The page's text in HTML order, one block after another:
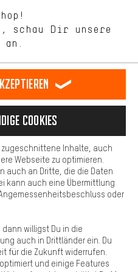
español
ES français
FR
Community Affiliateprogramm
Geschäftsbedingungen
zur Batterieentsorgung
Kontrast ändern
und exkl. MwSt zuzüglich
nachUSA.
schau Dir unsere
an.
unserer Webseite und
Mit Komfort-Cookies
Social Media Plattformen her. So
Inhalte und Informationen zur
du die Möglichkeit zusätzliche
erleichtern die richtigen Produkte zu
wir eine Chat-Funktion an, damit
beantwortet werden können.
dass Du unsere Webseite
Cookies
zugeschnittene Inhalte, auch
Webseite zu optimieren.
auch an Dritte, die die Daten
kann auch eine Übermittlung
oder
, dann willigst Du in die
auch in Drittländer ein. Du
für die Zukunft widerrufen.
und einige Features